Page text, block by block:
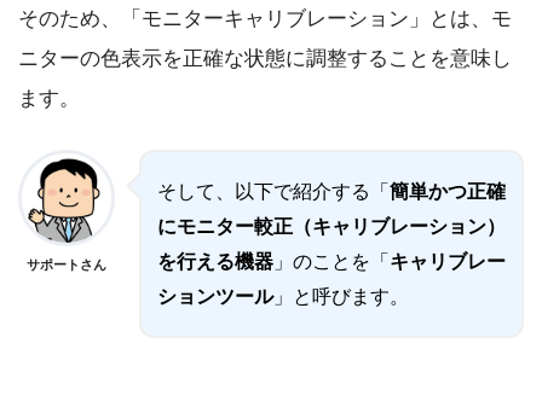
そのため、「モニターキャリブレーション」とは、モ
ニターの色表示を正確な状態に調整することを意味し
ます。
サポートさん
そして、以下で紹介する「簡単かつ正確
にモニター較正（キャリブレーション）
を行える機器 」のことを「キャリブレー
ションツール」と呼びます。